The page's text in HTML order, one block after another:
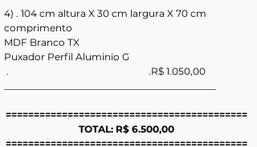
4) . 104 cm altura X 30 cm largura X 70 cm
comprimento
MDF Branco TX
Puxador Perfil Aluminio G
.                                                          .R$ 1.050,00
===========================================
TOTAL: R$ 6.500,00
===========================================